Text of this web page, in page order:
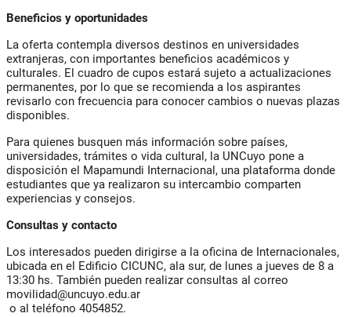
Beneficios y oportunidades
La oferta contempla diversos destinos en universidades
extranjeras, con importantes beneficios académicos y
culturales. El cuadro de cupos estará sujeto a actualizaciones
permanentes, por lo que se recomienda a los aspirantes
revisarlo con frecuencia para conocer cambios o nuevas plazas
disponibles.
Para quienes busquen más información sobre países,
universidades, trámites o vida cultural, la UNCuyo pone a
disposición el Mapamundi Internacional, una plataforma donde
estudiantes que ya realizaron su intercambio comparten
experiencias y consejos.
Consultas y contacto
Los interesados pueden dirigirse a la oficina de Internacionales,
ubicada en el Edificio CICUNC, ala sur, de lunes a jueves de 8 a
13:30 hs. También pueden realizar consultas al correo
movilidad@uncuyo.edu.ar
o al teléfono 4054852.